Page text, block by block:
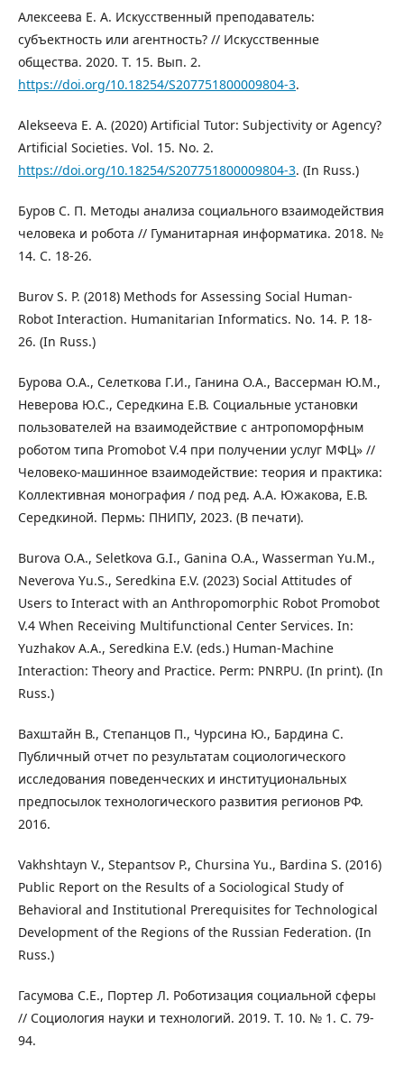
Алексеева Е. А. Искусственный преподаватель:
субъектность или агентность? // Искусственные
общества. 2020. T. 15. Вып. 2.
https://doi.org/10.18254/S207751800009804-3.
Alekseeva E. A. (2020) Artificial Tutor: Subjectivity or Agency?
Artificial Societies. Vol. 15. No. 2.
https://doi.org/10.18254/S207751800009804-3. (In Russ.)
Буров С. П. Методы анализа социального взаимодействия
человека и робота // Гуманитарная информатика. 2018. №
14. С. 18-26.
Burov S. P. (2018) Methods for Assessing Social Human-
Robot Interaction. Humanitarian Informatics. No. 14. P. 18-
26. (In Russ.)
Бурова О.А., Селеткова Г.И., Ганина О.А., Вассерман Ю.М.,
Неверова Ю.С., Середкина Е.В. Социальные установки
пользователей на взаимодействие с антропоморфным
роботом типа Promobot V.4 при получении услуг МФЦ» //
Человеко-машинное взаимодействие: теория и практика:
Коллективная монография / под ред. А.А. Южакова, Е.В.
Середкиной. Пермь: ПНИПУ, 2023. (В печати).
Burova O.A., Seletkova G.I., Ganina O.A., Wasserman Yu.M.,
Neverova Yu.S., Seredkina E.V. (2023) Social Attitudes of
Users to Interact with an Anthropomorphic Robot Promobot
V.4 When Receiving Multifunctional Center Services. In:
Yuzhakov A.A., Seredkina E.V. (eds.) Human-Machine
Interaction: Theory and Practice. Perm: PNRPU. (In print). (In
Russ.)
Вахштайн В., Степанцов П., Чурсина Ю., Бардина С.
Публичный отчет по результатам социологического
исследования поведенческих и институциональных
предпосылок технологического развития регионов РФ.
2016.
Vakhshtayn V., Stepantsov P., Chursina Yu., Bardina S. (2016)
Public Report on the Results of a Sociological Study of
Behavioral and Institutional Prerequisites for Technological
Development of the Regions of the Russian Federation. (In
Russ.)
Гасумова С.Е., Портер Л. Роботизация социальной сферы
// Социология науки и технологий. 2019. Т. 10. № 1. С. 79-
94.